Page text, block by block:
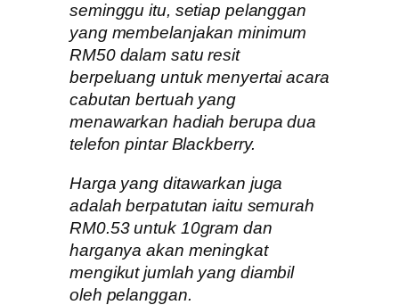
seminggu itu, setiap pelanggan
yang membelanjakan minimum
RM50 dalam satu resit
berpeluang untuk menyertai acara
cabutan bertuah yang
menawarkan hadiah berupa dua
telefon pintar Blackberry.
Harga yang ditawarkan juga
adalah berpatutan iaitu semurah
RM0.53 untuk 10gram dan
harganya akan meningkat
mengikut jumlah yang diambil
oleh pelanggan.